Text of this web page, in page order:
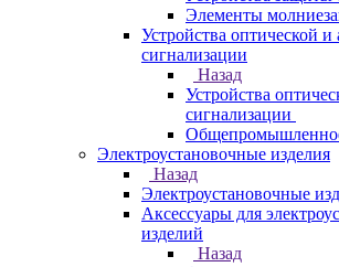
Элементы
Устройства оптической и
сигнализации
Назад
Устройства
сигнализации
Электроустановочные изделия
Назад
Электроустановочные
Аксессуары для
изделий
Назад